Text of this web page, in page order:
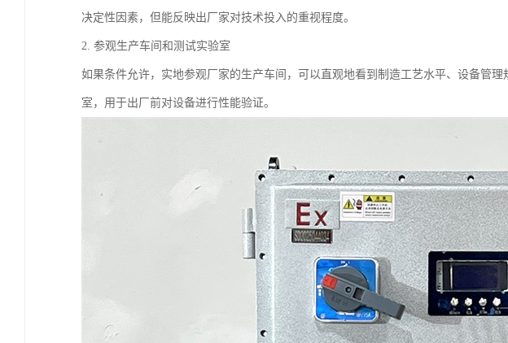
决定性因素，但能反映出厂家对技术投入的重视程度。
2. 参观生产车间和测试实验室
如果条件允许，实地参观厂家的生产车间，可以直观地看到制造工艺水平、设备管
室，用于出厂前对设备进行性能验证。